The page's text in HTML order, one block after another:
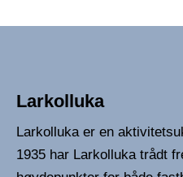
Larkolluka
Larkolluka er en
1935 har Larkolluka trådt